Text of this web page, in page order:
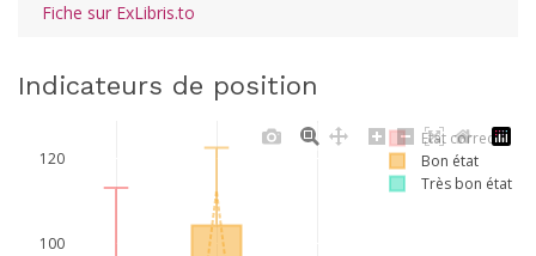
Fiche sur ExLibris.to
Indicateurs de position
100
120
Etat correct
Bon état
Très bon état